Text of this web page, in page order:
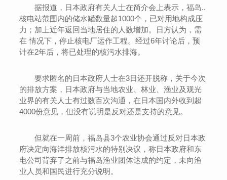
据报道，日本政府有关人士在简介会上表示，福岛..
核电站范围内的储水罐数量超1000个，已对用地构成压
力；加上近年返回当地居住的人数增加。日方认为，需
在 情况下，停止核电厂运作工程。经过6年讨论后，预
计在2年后，将已处理的核污水排海。
要求匿名的日本政府人士在3日还开脱称，关于今次
的排放方案，日本政府与当地农业、林业、渔业及观光
业界的有关人士有过数百次沟通，在日本国内外收到超
4000份意见，但没有说明是反对还是支持的意见。
但就在一周前，福岛县3个农业协会通过反对日本政
府决定向海洋排放核污水的特别决议，称日本政府和东
电公司背弃了之前与福岛渔业团体达成的约定，未向渔
业人员和国民进行充分说明。